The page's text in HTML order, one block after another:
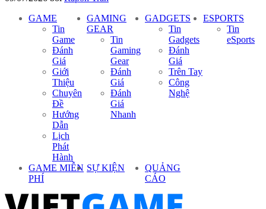
GAME
Tin
Game
Đánh
Giá
Giới
Thiệu
Chuyên
Đề
Hướng
Dẫn
Lịch
Phát
Hành
GAMING
GEAR
Tin
Gaming
Gear
Đánh
Giá
Đánh
Giá
Nhanh
GADGETS
Tin
Gadgets
Đánh
Giá
Trên Tay
Công
Nghệ
ESPORTS
Tin
eSports
GAME MIỄN
PHÍ
SỰ KIỆN
QUẢNG
CÁO